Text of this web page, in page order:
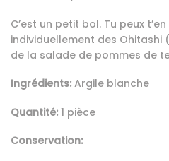
C’est un petit bol. Tu peux
individuellement des
de la salade de pommes de
Ingrédients: Argile blanche
Quantité: 1 pièce
Conservation: